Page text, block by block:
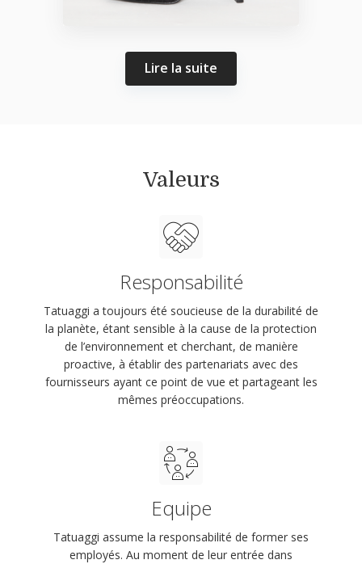
Lire la suite
Valeurs
Responsabilité
Tatuaggi a toujours été soucieuse de la durabilité de
la planète, étant sensible à la cause de la protection
de l’environnement et cherchant, de manière
proactive, à établir des partenariats avec des
fournisseurs ayant ce point de vue et partageant les
mêmes préoccupations.
Equipe
Tatuaggi assume la responsabilité de former ses
employés. Au moment de leur entrée dans